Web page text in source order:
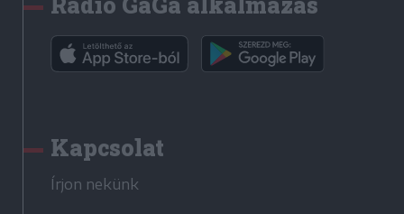
Kapcsolat
Írjon nekünk